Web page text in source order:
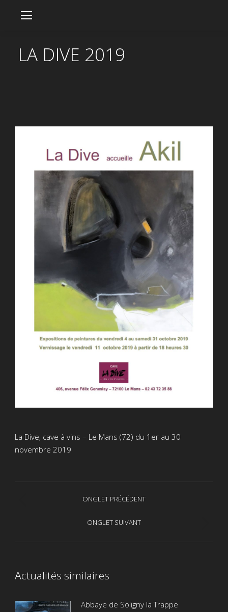
LA DIVE 2019
La Dive, cave à vins – Le Mans (72) du 1er au 30
novembre 2019
NavigationONGLET PRÉCÉDENT
précédent
ONGLET SUIVANT
Actualités similaires
Abbaye de Soligny la Trappe